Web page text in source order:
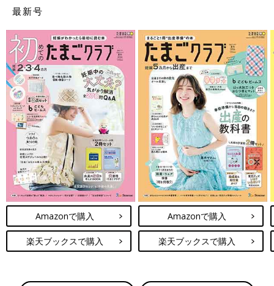
会員ライフコーチ 。
ンDC移住、出産。移住後、2年間の専業主婦を経て2004年ワシ
ントンDC初のアジア現代アート専門ギャラリーをオープン。ア
ートを通じての社会貢献により、オバマ大統領（当時上院議員）
らと共に「ワシントンの美しい25人」に選出。現在は、アメリ
カ、日本に顧客をもつライフコーチでもある。近著は『子育て後
に「何もない私」にならない30のルール (文春e-book)』があ
る。
最新号
Amazonで購入
楽天ブックスで購入
Amazonで購入
楽天ブックスで購入